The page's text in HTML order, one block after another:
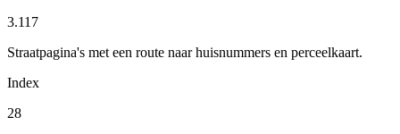
3.117
Straatpagina's met een route naar huisnummers en perceelkaart.
Index
28